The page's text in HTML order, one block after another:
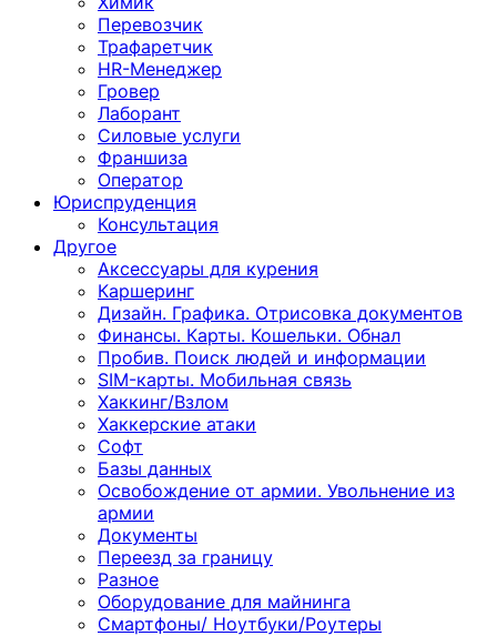
Перевозчик
Трафаретчик
HR-Менеджер
Гровер
Лаборант
Силовые услуги
Франшиза
Оператор
Юриспруденция
Консультация
Другoе
Аксессуары для курения
Каршеринг
Дизайн. Графика. Отрисовка документов
Финансы. Карты. Кошельки. Обнал
Пробив. Поиск людей и информации
SIM-карты. Мобильная связь
Хаккинг/Взлом
Хаккерские атаки
Софт
Базы данных
Освобождение от армии. Увольнение из
армии
Документы
Переезд за границу
Разное
Оборудование для майнинга
Смартфоны/ Ноутбуки/Роутеры